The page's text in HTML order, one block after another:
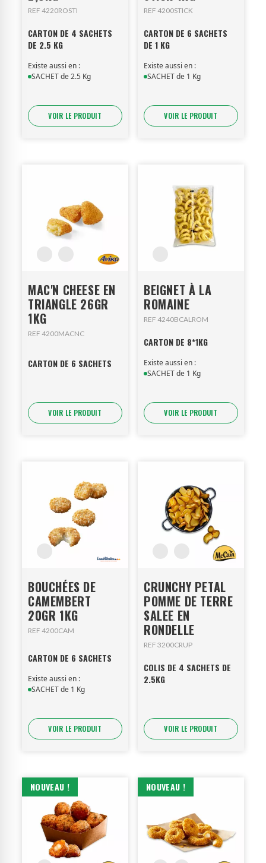
REF 4220ROSTI
CARTON DE 4 SACHETS
DE 2.5 KG
Existe aussi en :
SACHET de 2.5 Kg
VOIR LE PRODUIT
REF 4200STICK
CARTON DE 6 SACHETS
DE 1 KG
Existe aussi en :
SACHET de 1 Kg
VOIR LE PRODUIT
MAC'N CHEESE EN
TRIANGLE 26GR
1KG
REF 4200MACNC
CARTON DE 6 SACHETS
VOIR LE PRODUIT
BEIGNET À LA
ROMAINE
REF 4240BCALROM
CARTON DE 8*1KG
Existe aussi en :
SACHET de 1 Kg
VOIR LE PRODUIT
BOUCHÉES DE
CAMEMBERT
20GR 1KG
REF 4200CAM
CARTON DE 6 SACHETS
Existe aussi en :
SACHET de 1 Kg
VOIR LE PRODUIT
CRUNCHY PETAL
POMME DE TERRE
SALEE EN
RONDELLE
REF 3200CRUP
COLIS DE 4 SACHETS DE
2.5KG
VOIR LE PRODUIT
NOUVEAU ! NOUVEAU !